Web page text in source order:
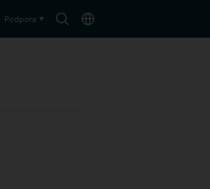
SearchChoose
Podpora